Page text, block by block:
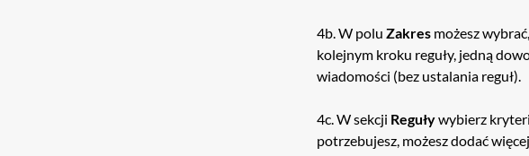
4b. W polu Zakres możesz
kolejnym kroku reguły, jedną
wiadomości (bez ustalania reguł).
4c. W sekcji Reguływybierz
potrzebujesz, możesz dodać